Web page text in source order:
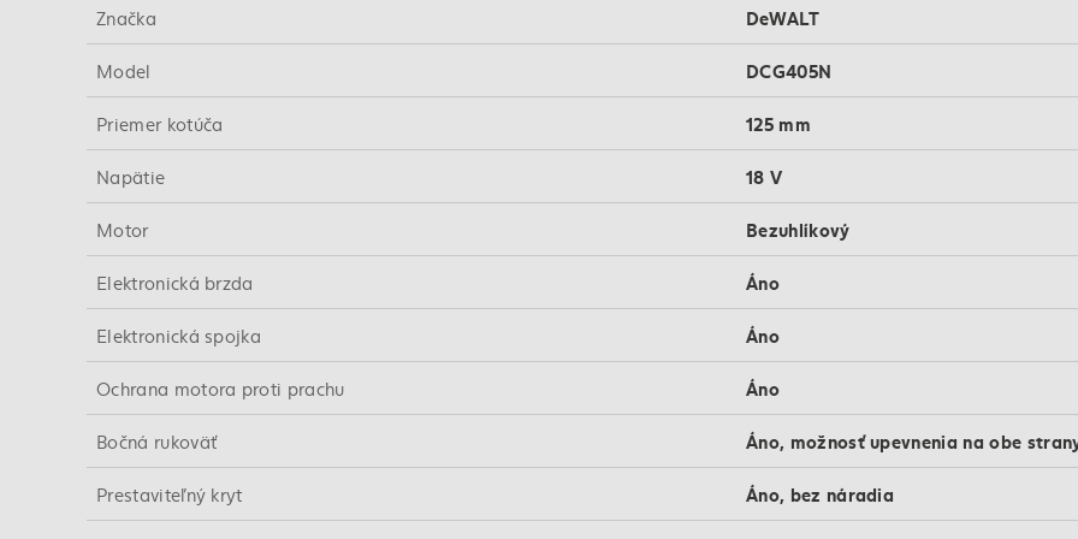
Značka DeWALT
Model DCG405N
Priemer kotúča 125 mm
Napätie 18 V
Motor Bezuhlíkový
Elektronická brzda Áno
Elektronická spojka Áno
Ochrana motora proti prachu Áno
Bočná rukoväť Áno, možnosť upevnenia na obe
Prestaviteľný kryt Áno, bez náradia